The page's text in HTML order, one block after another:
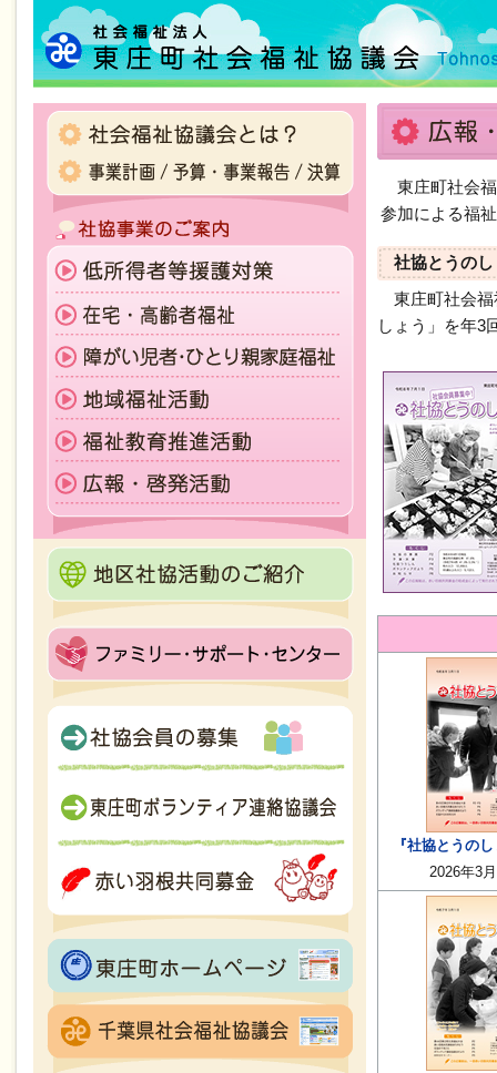
東庄町社会福
参加による福
社協とうのし
東庄町社会福
しょう」を年3
『社協とうの
2026年3